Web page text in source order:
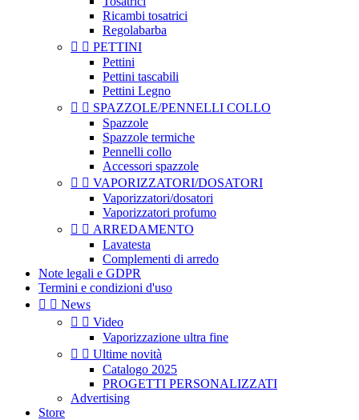
Ricambi tosatrici
Regolabarba
  PETTINI
Pettini
Pettini tascabili
Pettini Legno
  SPAZZOLE/PENNELLI COLLO
Spazzole
Spazzole termiche
Pennelli collo
Accessori spazzole
  VAPORIZZATORI/DOSATORI
Vaporizzatori/dosatori
Vaporizzatori profumo
  ARREDAMENTO
Lavatesta
Complementi di arredo
Note legali e GDPR
Termini e condizioni d'uso
  News
  Video
Vaporizzazione ultra fine
  Ultime novità
Catalogo 2025
PROGETTI PERSONALIZZATI
Advertising
Store